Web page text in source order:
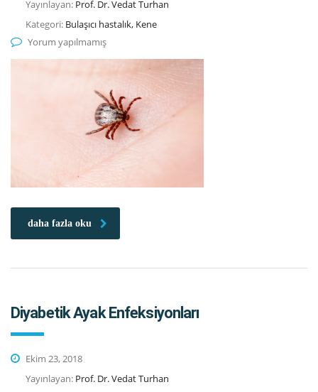
Yayınlayan: Prof. Dr. Vedat Turhan
Kategori: Bulaşıcı hastalık, Kene
Yorum yapılmamış
daha fazla oku
Diyabetik Ayak Enfeksiyonları
Ekim 23, 2018
Yayınlayan: Prof. Dr. Vedat Turhan